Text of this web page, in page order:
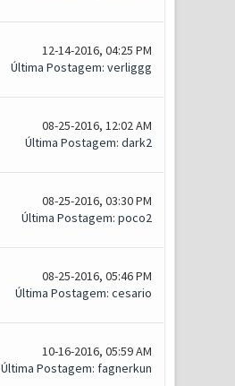
12-14-2016, 04:25 PM
Última Postagem: verliggg
08-25-2016, 12:02 AM
Última Postagem: dark2
08-25-2016, 03:30 PM
Última Postagem: poco2
08-25-2016, 05:46 PM
Última Postagem: cesario
10-16-2016, 05:59 AM
Última Postagem: fagnerkun